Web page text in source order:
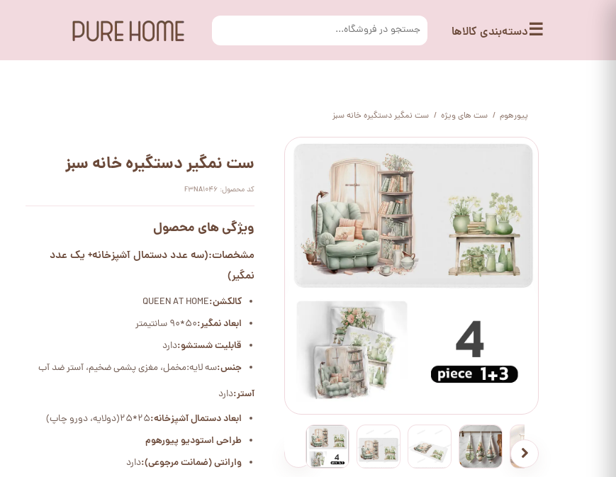
☰دسته‌بندی کالاها
پیورهوم ست های ویژه ست نمگیر دستگیره خانه سبز
ست نمگیر دستگیره خانه سبز
کد محصول: F3NA1046
ویژگی های محصول
مشخصات:(سه عدد دستمال آشپزخانه+ یک عدد
نمگیر)
کالکشن:QUEEN AT HOME
ابعاد نمگیر:50*90 سانتیمتر
قابلیت شستشو:دارد
جنس:سه لایه:مخمل، مغزی پشمی ضخیم، آستر ضد آب
آستر:دارد
ابعاد دستمال آشپزخانه:25*25(دولایه، دورو چاپ)
طراحی استودیو پیورهوم
وارانتی (ضمانت مرجوعی):دارد